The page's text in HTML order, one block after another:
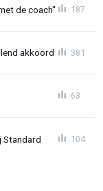
de coach" 187
akkoord 381
63
Standard 104